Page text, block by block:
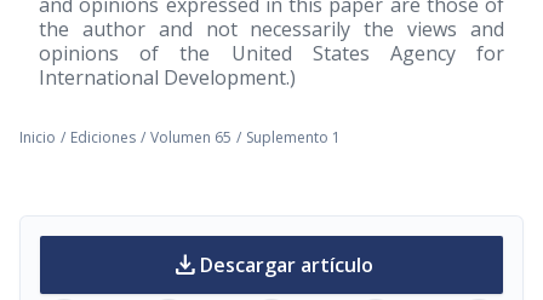
the author and not necessarily the views and
opinions of the United States Agency for
International Development.)
Inicio / Ediciones / Volumen 65 / Suplemento 1
download Descargar artículo